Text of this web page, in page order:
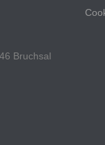
Bruchsal